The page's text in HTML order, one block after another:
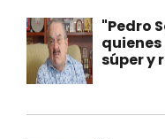
"Pedro
súper y